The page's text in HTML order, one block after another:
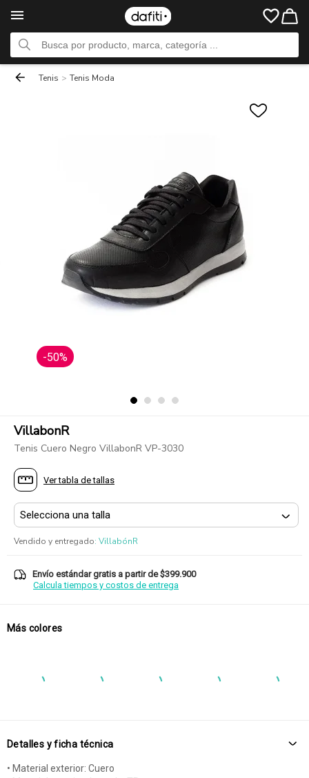
Tenis > Tenis Moda
-50%
VillabonR
Tenis Cuero Negro VillabonR VP-3030
Ver tabla de tallas
Vendido y entregado: VillabónR
Envío estándar gratis a partir de $399.900
Calcula tiempos y costos de entrega
Más colores
Detalles y ficha técnica
• Material exterior: Cuero